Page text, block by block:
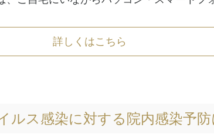
詳しくはこちら
ルス感染に対する院内感染予